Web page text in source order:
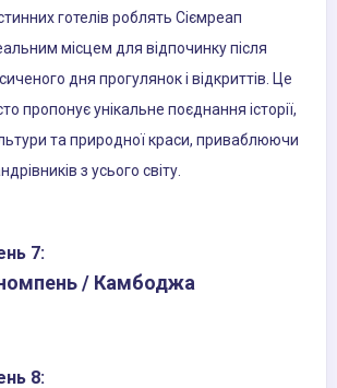
готелів роблять Сіємреап
місцем для відпочинку після
дня прогулянок і відкриттів. Це
пропонує унікальне поєднання історії,
та природної краси, приваблюючи
з усього світу.
7:
/ Камбоджа
8: